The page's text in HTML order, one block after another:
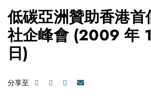
低碳亞洲贊助香港首
社企峰會 (2009 年
日)
分享至